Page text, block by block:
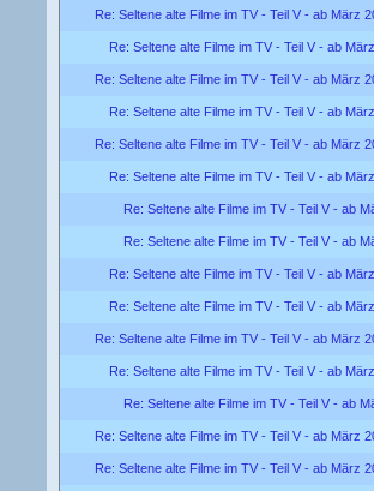
Re: Seltene alte Filme im TV - Teil V - ab März
Re: Seltene alte Filme im TV - Teil V - ab
Re: Seltene alte Filme im TV - Teil V - ab März
Re: Seltene alte Filme im TV - Teil V - ab
Re: Seltene alte Filme im TV - Teil V - ab März
Re: Seltene alte Filme im TV - Teil V - ab
Re: Seltene alte Filme im TV - Teil V - ab
Re: Seltene alte Filme im TV - Teil V - ab
Re: Seltene alte Filme im TV - Teil V - ab
Re: Seltene alte Filme im TV - Teil V - ab
Re: Seltene alte Filme im TV - Teil V - ab März
Re: Seltene alte Filme im TV - Teil V - ab
Re: Seltene alte Filme im TV - Teil V - ab
Re: Seltene alte Filme im TV - Teil V - ab März
Re: Seltene alte Filme im TV - Teil V - ab März